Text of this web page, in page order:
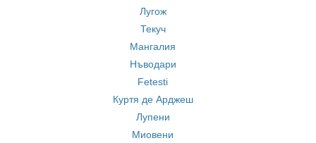
Лугож
Текуч
Мангалия
Нъводари
Fetesti
Куртя де Арджеш
Лупени
Миовени